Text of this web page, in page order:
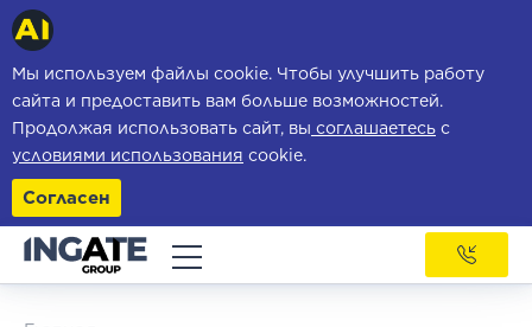
Мы используем файлы cookie. Чтобы улучшить работу
сайта и предоставить вам больше возможностей.
Продолжая использовать сайт, вы соглашаетесь с
условиями использования cookie.
Согласен